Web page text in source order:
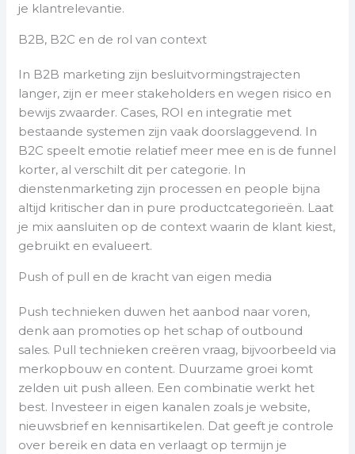
je klantrelevantie.
B2B, B2C en de rol van context
In B2B marketing zijn besluitvormingstrajecten
langer, zijn er meer stakeholders en wegen risico en
bewijs zwaarder. Cases, ROI en integratie met
bestaande systemen zijn vaak doorslaggevend. In
B2C speelt emotie relatief meer mee en is de funnel
korter, al verschilt dit per categorie. In
dienstenmarketing zijn processen en people bijna
altijd kritischer dan in pure productcategorieën. Laat
je mix aansluiten op de context waarin de klant kiest,
gebruikt en evalueert.
Push of pull en de kracht van eigen media
Push technieken duwen het aanbod naar voren,
denk aan promoties op het schap of outbound
sales. Pull technieken creëren vraag, bijvoorbeeld via
merkopbouw en content. Duurzame groei komt
zelden uit push alleen. Een combinatie werkt het
best. Investeer in eigen kanalen zoals je website,
nieuwsbrief en kennisartikelen. Dat geeft je controle
over bereik en data en verlaagt op termijn je